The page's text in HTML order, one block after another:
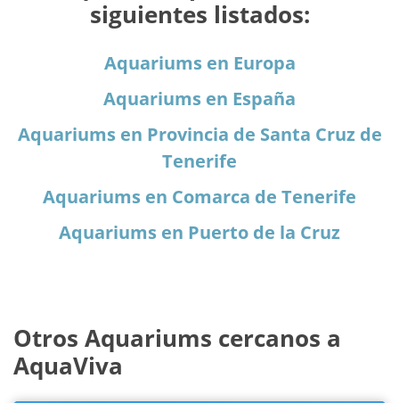
siguientes listados:
Aquariums en Europa
Aquariums en España
Aquariums en Provincia de Santa Cruz de
Tenerife
Aquariums en Comarca de Tenerife
Aquariums en Puerto de la Cruz
Otros Aquariums cercanos a
AquaViva